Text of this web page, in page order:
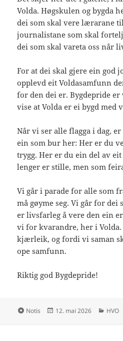
Volda. Høgskulen og bygda
dei som skal vere lærarane
journalistane som skal
dei som skal vareta oss når
For at dei skal gjere ein god
opplevd eit Voldasamfunn
for den dei er. Bygdepride
vise at Volda er ei bygd med
Når vi ser alle flagga i dag,
ein som bur her: Her er du
trygg. Her er du ein del av
lenger er stille, men som
Vi går i parade for alle som
må gøyme seg. Vi går for
er livsfarleg å vere den ein
vi for kvarandre, her i
kjærleik, og fordi vi saman
ope samfunn.
Riktig god Bygdepride!
Format
Notis Publisert
12. mai 2026 HVO